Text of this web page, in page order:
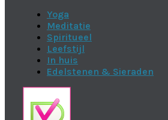
Yoga
Meditatie
Spiritueel
Leefstijl
In huis
Edelstenen & Sieraden